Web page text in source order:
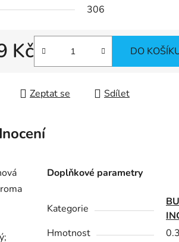
306
Kč DO
Zeptat se Sdílet
Doplňkové parametry
Kategorie
Hmotnost